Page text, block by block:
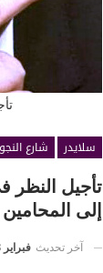
سلايدر شارع
تأجيل النظر
إلى المحامين
آخر تحديث فبراير 8, 2026